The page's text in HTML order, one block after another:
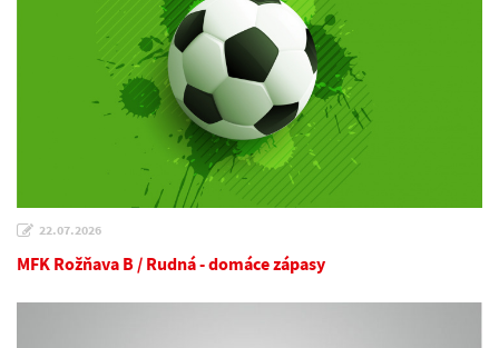
22.07.2026
MFK Rožňava B / Rudná - domáce zápasy